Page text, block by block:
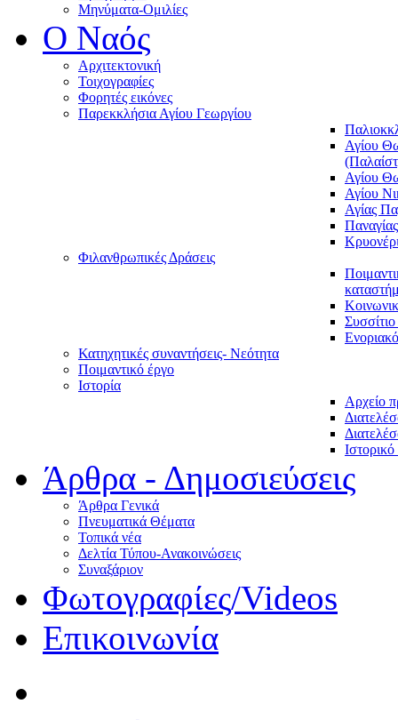
Μηνύματα-Ομιλίες
O Ναός
Αρχιτεκτονική
Τοιχογραφίες
Φορητές εικόνες
Παρεκκλήσια Αγίου Γεωργίου
Αγίου
Αγίου
Αγίου
Αγίας
Φιλανθρωπικές Δράσεις
Κατηχητικές συναντήσεις- Νεότητα
Ποιμαντικό έργο
Ιστορία
Αρχείο
Άρθρα - Δημοσιεύσεις
Άρθρα Γενικά
Πνευματικά Θέματα
Τοπικά νέα
Δελτία Τύπου-Ανακοινώσεις
Συναξάριον
Φωτογραφίες/Videos
Επικοινωνία